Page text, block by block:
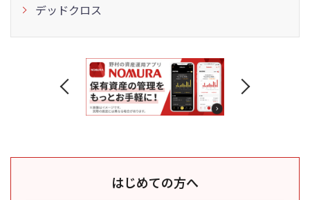
デッドクロス
はじめての方へ